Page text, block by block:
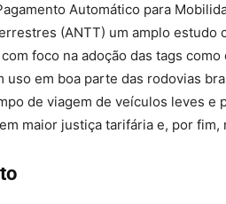
Automático para
(ANTT) um amplo estudo
foco na adoção das tags
uso em boa parte das rodovias
de viagem de veículos leves e
maior justiça tarifária e, por